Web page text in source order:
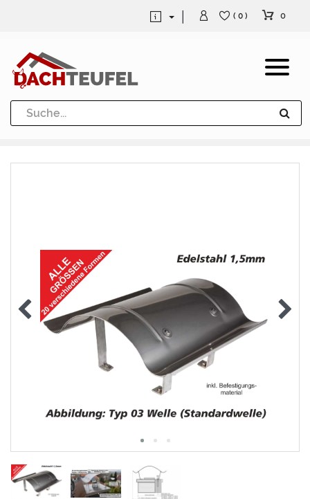
Dachrinne und Fallrohre
Werkzeuge und Löttechnik
( 0 ) 0